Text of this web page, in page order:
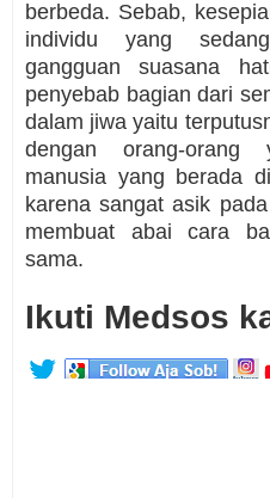
berbeda. Sebab,
individu yang
gangguan suasana
penyebab bagian dari
dalam jiwa yaitu
dengan orang-orang
manusia yang berada
karena sangat asik
membuat abai cara
sama.
Ikuti Medsos